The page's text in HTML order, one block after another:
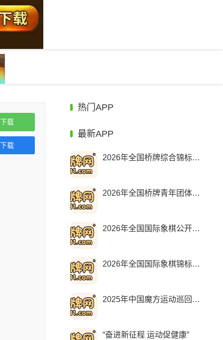
载
载
热门APP
最新APP
2026年全国桥牌综合锦标赛比
2026年全国桥牌青年团体赛等
2026年全国国际象棋公开赛竞
2026年全国国际象棋锦标赛（个
2025年中国魔方运动巡回赛系
“奋进新征程 运动促健康”